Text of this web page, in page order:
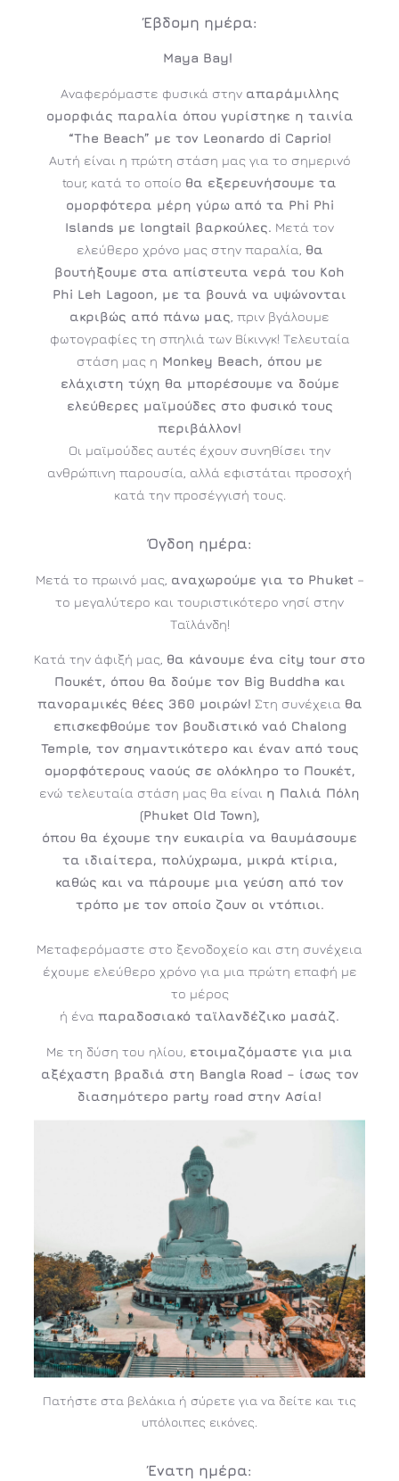
Έβδομη ημέρα:
Maya Bay!
Αναφερόμαστε φυσικά στην απαράμιλλης
ομορφιάς παραλία όπου γυρίστηκε η ταινία
“The Beach” με τον Leonardo di Caprio!
Αυτή είναι η πρώτη στάση μας για το σημερινό
tour, κατά το οποίο θα εξερευνήσουμε τα
ομορφότερα μέρη γύρω από τα Phi Phi
Islands με longtail βαρκούλες. Μετά τον
ελεύθερο χρόνο μας στην παραλία, θα
βουτήξουμε στα απίστευτα νερά του Koh
Phi Leh Lagoon, με τα βουνά να υψώνονται
ακριβώς από πάνω μας , πριν βγάλουμε
φωτογραφίες τη σπηλιά των Βίκινγκ! Τελευταία
στάση μας η Monkey Beach, όπου με
ελάχιστη τύχη θα μπορέσουμε να δούμε
ελεύθερες μαϊμούδες στο φυσικό τους
περιβάλλον!
Οι μαϊμούδες αυτές έχουν συνηθίσει την
ανθρώπινη παρουσία, αλλά εφιστάται προσοχή
κατά την προσέγγισή τους.
Όγδοη ημέρα:
Μετά το πρωινό μας, αναχωρούμε για το Phuket–
το μεγαλύτερο και τουριστικότερο νησί στην
Ταϊλάνδη!
Κατά την άφιξή μας, θα κάνουμε ένα city tour στο
Πουκέτ, όπου θα δούμε τον Big Buddha και
πανοραμικές θέες 360 μοιρών! Στη συνέχεια θα
επισκεφθούμε τον βουδιστικό ναό Chalong
Temple, τον σημαντικότερο και έναν από τους
ομορφότερους ναούς σε ολόκληρο το Πουκέτ,
ενώ τελευταία στάση μας θα είναι η Παλιά Πόλη
(Phuket Old Town),
όπου θα έχουμε την ευκαιρία να θαυμάσουμε
τα ιδιαίτερα, πολύχρωμα, μικρά κτίρια,
καθώς και να πάρουμε μια γεύση από τον
τρόπο με τον οποίο ζουν οι ντόπιοι.
Μεταφερόμαστε στο ξενοδοχείο και στη συνέχεια
έχουμε ελεύθερο χρόνο για μια πρώτη επαφή με
το μέρος
ή ένα παραδοσιακό ταϊλανδέζικο μασάζ.
Με τη δύση του ηλίου, ετοιμαζόμαστε για μια
αξέχαστη βραδιά στη Bangla Road – ίσως τον
διασημότερο party road στην Ασία!
Πατήστε στα βελάκια ή σύρετε για να δείτε και τις
υπόλοιπες εικόνες.
Ένατη ημέρα: